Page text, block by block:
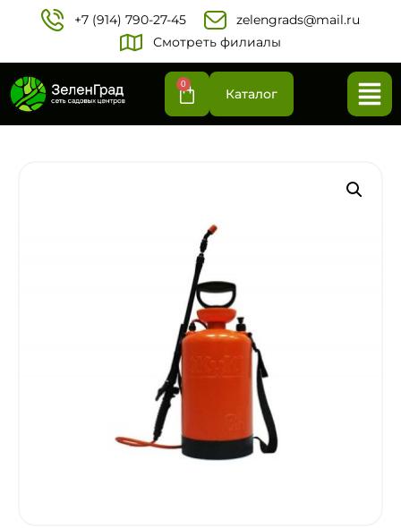
+7 (914) 790-27-45‬
zelengrads@mail.ru
Смотреть филиалы
0
Каталог